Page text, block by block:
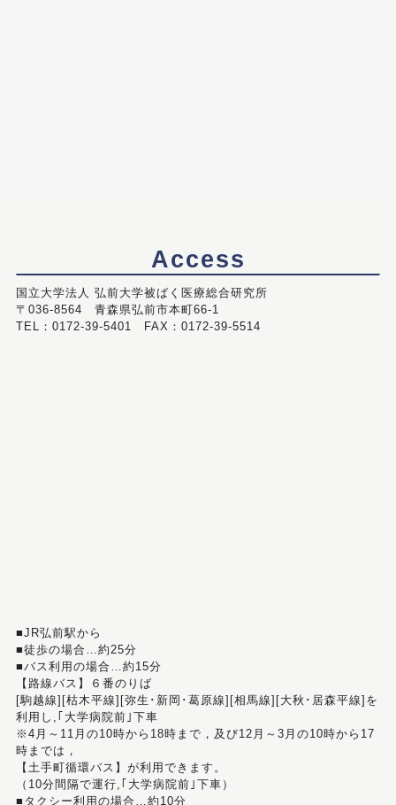
Access
国立大学法人 弘前大学被ばく医療総合研究所
〒036-8564 青森県弘前市本町66-1
TEL：0172-39-5401 FAX：0172-39-5514
■JR弘前駅から
■徒歩の場合…約25分
■バス利用の場合…約15分
【路線バス】６番のりば
[駒越線][枯木平線][弥生･新岡･葛原線][相馬線][大秋･居森平線]を
利用し,｢大学病院前｣下車
※4月～11月の10時から18時まで，及び12月～3月の10時から17
時までは，
【土手町循環バス】が利用できます。
（10分間隔で運行,｢大学病院前｣下車）
■タクシー利用の場合…約10分